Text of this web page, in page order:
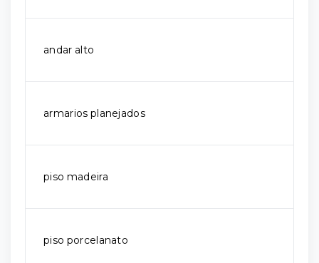
andar alto
armarios planejados
piso madeira
piso porcelanato